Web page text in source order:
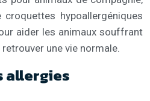
hypoallergéniques
aider les animaux souffrant
une vie normale.
allergies